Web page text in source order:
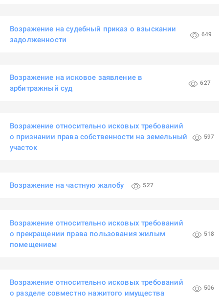
Возражение на судебный приказ о взыскании
задолженности
649
Возражение на исковое заявление в
арбитражный суд
627
Возражение относительно исковых требований
о признании права собственности на земельный
участок
597
Возражение на частную жалобу 527
Возражение относительно исковых требований
о прекращении права пользования жилым
помещением
518
Возражение относительно исковых требований
о разделе совместно нажитого имущества
506